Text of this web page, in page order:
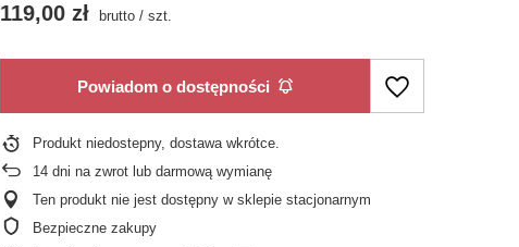
119,00 zł brutto /szt.
Powiadom o dostępności
Produkt niedostepny, dostawa wkrótce
14 dni na zwrot lub darmową wymianę
Ten produkt nie jest dostępny w sklepie stacjonarnym
Bezpieczne zakupy